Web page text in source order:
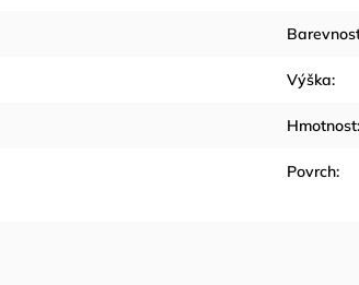
Výška:
Hmotnost:
Povrch: